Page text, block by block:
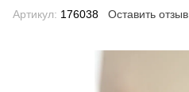
Артикул: 176038 Оставить отзыв